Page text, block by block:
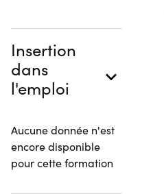
Insertion
dans
l'emploi
Aucune donnée n'est
encore disponible
pour cette formation